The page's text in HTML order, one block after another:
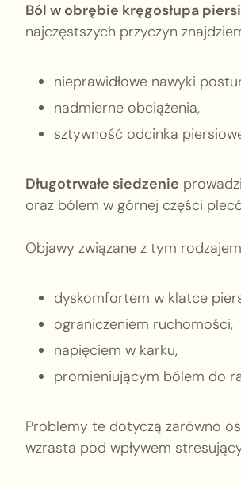
Ból w obrębie kręgosłupa
najczęstszych przyczyn
nieprawidłowe nawyki
nadmierne obciążenia,
sztywność odcinka
Długotrwałe siedzenie
oraz bólem w górnej części
Objawy związane z tym
dyskomfortem w klatce
ograniczeniem ruchomości,
napięciem w karku,
promieniującym bólem do
Problemy te dotyczą zarówno
wzrasta pod wpływem